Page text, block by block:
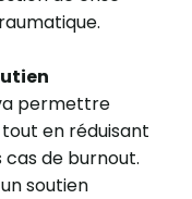
permettre
en réduisant
de burnout.
soutien